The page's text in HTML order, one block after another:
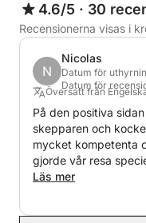
4.6/5 · 30
Recensionerna visas i
N
Nicolas
Datum för
Datum för
Översatt från
På den positiva
skepparen och
mycket kompetenta
gjorde vår resa
under vår resa var
Läs mer